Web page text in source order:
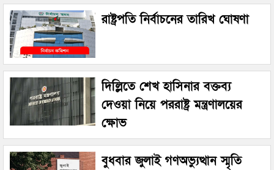
রাষ্ট্রপতি নির্বাচনের তারিখ ঘোষণা
দিল্লিতে শেখ হাসিনার বক্তব্য
দেওয়া নিয়ে পররাষ্ট্র মন্ত্রণালয়ের
ক্ষোভ
বুধবার জুলাই গণঅভ্যুত্থান স্মৃতি